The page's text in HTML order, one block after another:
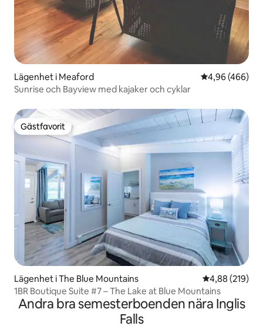
Lägenhet i Meaford 4,96 av 5 i
4,96 (466)
Sunrise och Bayview med kajaker och cyklar
Gästfavorit
Gästfavorit
Lägenhet i The Blue Mountains 4,88 av 5 i
4,88 (219)
1BR Boutique Suite #7 – The Lake at Blue Mountains
Andra bra semesterboenden nära Inglis
Falls